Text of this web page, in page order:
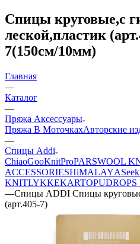
Спицы круговые,с
леской,пластик
7(150см/10мм)
Главная
—
Каталог
—
Пряжа Аксессуары
Пряжа В МоточкахАвторские
—
Спицы Addi
ChiaoGooKnitProPARSWOOL
ACCESSORIESHiMALAYА
KNITLYKKEKАRTOPU
—Спицы ADDI Спицы
(арт.405-7)